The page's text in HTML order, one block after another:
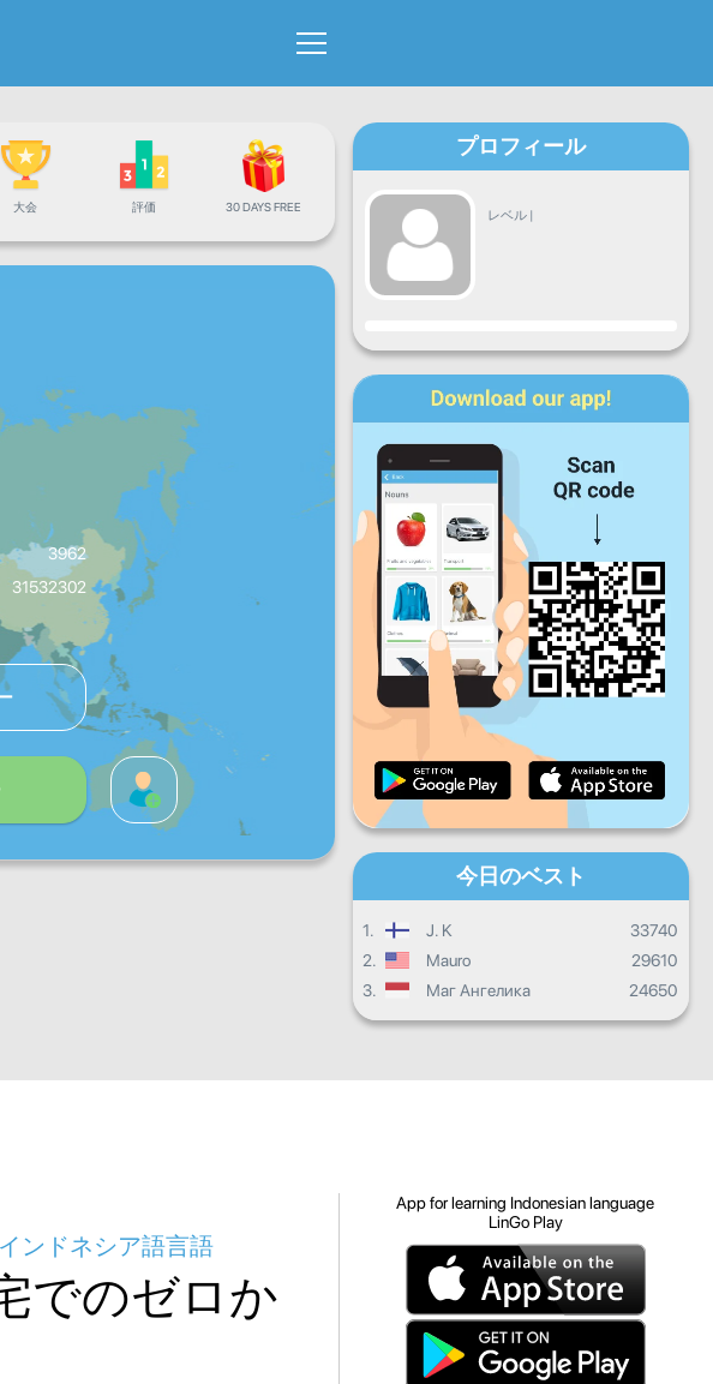
大会 評価 30 DAYS FREE
3962
31532302
プロフィール
レベル |
進捗
水 木
土 日
デイリープログレス
マンスリープログレス
全体の進み具合
今日のベスト
1. J. K
33740
2.
Mauro
29610
3.
Маг Ангелика 24650
ンドネシア語言語
でのゼロか
App for learning Indonesian language
LinGo Play